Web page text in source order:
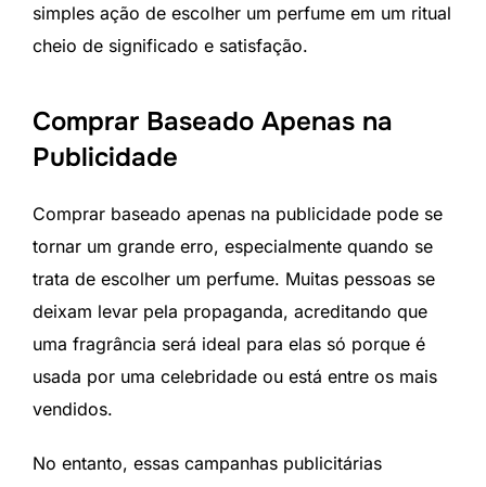
simples ação de escolher um perfume em um ritual
cheio de significado e satisfação.
Comprar Baseado Apenas na
Publicidade
Comprar baseado apenas na publicidade pode se
tornar um grande erro, especialmente quando se
trata de escolher um perfume. Muitas pessoas se
deixam levar pela propaganda, acreditando que
uma fragrância será ideal para elas só porque é
usada por uma celebridade ou está entre os mais
vendidos.
No entanto, essas campanhas publicitárias